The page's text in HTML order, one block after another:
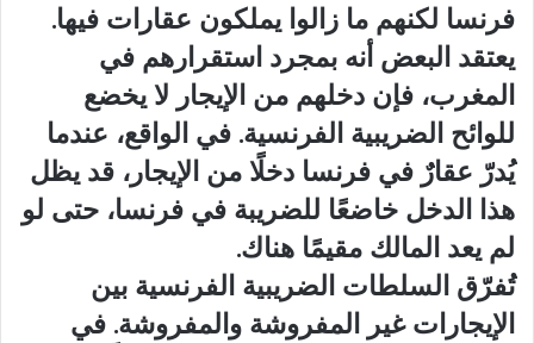
فرنسا لكنهم ما زالوا يملكون عقارات فيها.
يعتقد البعض أنه بمجرد استقرارهم في
المغرب، فإن دخلهم من الإيجار لا يخضع
للوائح الضريبية الفرنسية. في الواقع، عندما
يُدرّ عقارٌ في فرنسا دخلًا من الإيجار، قد يظل
هذا الدخل خاضعًا للضريبة في فرنسا، حتى لو
لم يعد المالك مقيمًا هناك.
تُفرّق السلطات الضريبية الفرنسية بين
الإيجارات غير المفروشة والمفروشة. في